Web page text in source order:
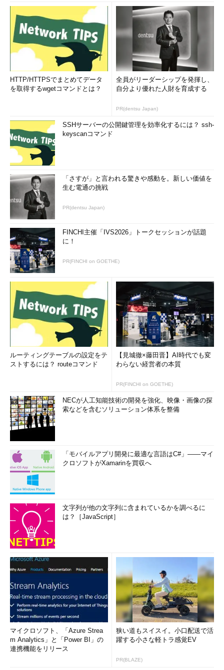
HTTP/HTTPSでまとめてデータ
を取得するwgetコマンドとは？
全員がリーダーシップを発揮し、
自分より優れた人財を育成する
PR(dentsu Japan)
SSHサーバーの公開鍵管理を効率化するには？ ssh-
keyscanコマンド
「さすが」と言われる驚きや感動を。新しい価値を
生む電通の挑戦
PR(dentsu Japan)
FINCHI主催「IVS2026」トークセッションが話題
に！
PR(FINCHI on GOETHE)
ルーティングテーブルの設定をテ
ストするには？ routeコマンド
【見城徹×藤田晋】AI時代でも変
わらない経営者の本質
PR(FINCHI on GOETHE)
NECが人工知能技術の開発を強化、映像・画像の探
索などを含むソリューション体系を整備
「モバイルアプリ開発に最適な言語はC#」――マイ
クロソフトがXamarinを買収へ
文字列が他の文字列に含まれているかを調べるに
は？［JavaScript］
マイクロソフト、「Azure Strea
m Analytics」と「Power BI」の
連携機能をリリース
狭い道もスイスイ。小口配送で活
躍する小さな軽トラ感覚EV
PR(BLAZE)